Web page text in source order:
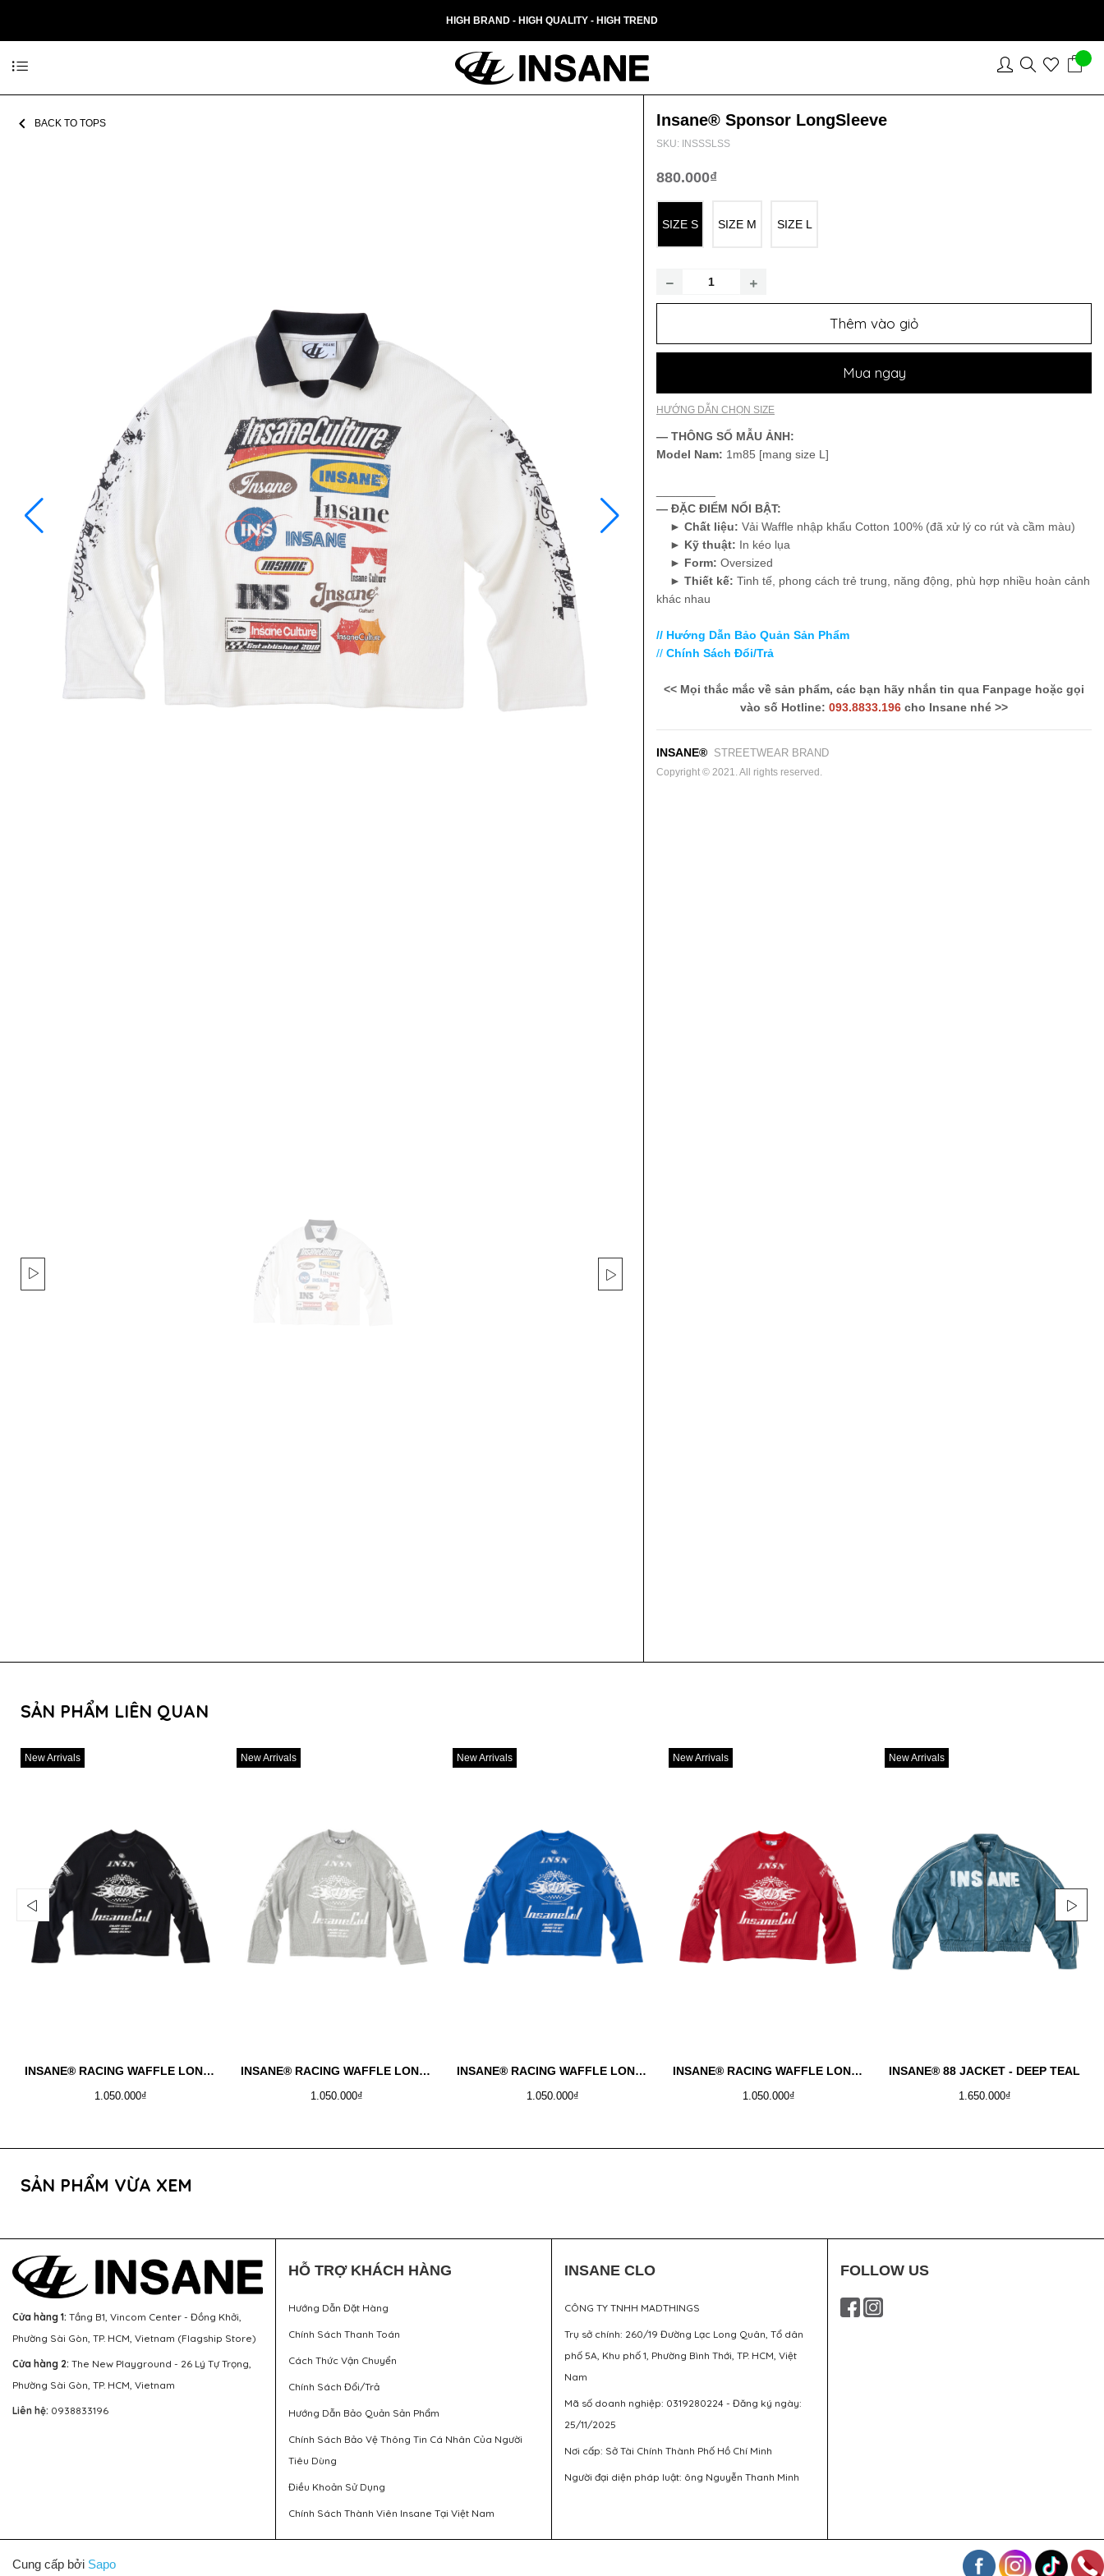
HIGH BRAND - HIGH QUALITY - HIGH TREND
BACK TO TOPS Insane® Sponsor LongSleeve
SKU: INSSSLSS
880.000₫
SIZE S SIZE M SIZE L
Thêm vào giỏ
Mua ngay
HƯỚNG DẪN CHỌN SIZE
— THÔNG SỐ MẪU ẢNH:
Model Nam: 1m85 [mang size L]
— ĐẶC ĐIỂM NỔI BẬT:
► Chất liệu: Vải Waffle nhập khẩu Cotton 100% (đã xử lý co rút và cầm màu)
► Kỹ thuật: In kéo lụa
► Form: Oversized
► Thiết kế: Tinh tế, phong cách trẻ trung, năng động, phù hợp nhiều hoàn cảnh
khác nhau
// Hướng Dẫn Bảo Quản Sản Phẩm
// Chính Sách Đổi/Trả
<< Mọi thắc mắc về sản phẩm, các bạn hãy nhắn tin qua Fanpage hoặc gọi
vào số Hotline: 093.8833.196 cho Insane nhé >>
INSANE® STREETWEAR BRAND
Copyright © 2021. All rights reserved.
SẢN PHẨM LIÊN QUAN
New Arrivals
INSANE® RACING WAFFLE LONGSLEEVE - BLACK
1.050.000₫
New Arrivals
INSANE® RACING WAFFLE LONGSLEEVE - MELANGE
1.050.000₫
New Arrivals
INSANE® RACING WAFFLE LONGSLEEVE - COBAN
1.050.000₫
New Arrivals
INSANE® RACING WAFFLE LONGSLEEVE - RED
1.050.000₫
New Arrivals
INSANE® 88 JACKET - DEEP TEAL
1.650.000₫
SẢN PHẨM VỪA XEM
Cửa hàng 1: Tầng B1, Vincom Center - Đồng Khởi,
Phường Sài Gòn, TP. HCM, Vietnam (Flagship Store)
Cửa hàng 2: The New Playground - 26 Lý Tự Trọng,
Phường Sài Gòn, TP. HCM, Vietnam
Liên hệ: 0938833196
HỖ TRỢ KHÁCH HÀNG
Hướng Dẫn Đặt Hàng
Chính Sách Thanh Toán
Cách Thức Vận Chuyển
Chính Sách Đổi/Trả
Hướng Dẫn Bảo Quản Sản Phẩm
Chính Sách Bảo Vệ Thông Tin Cá Nhân Của Người
Tiêu Dùng
Điều Khoản Sử Dụng
Chính Sách Thành Viên Insane Tại Việt Nam
INSANE CLO
CÔNG TY TNHH MADTHINGS
Trụ sở chính: 260/19 Đường Lạc Long Quân, Tổ dân
phố 5A, Khu phố 1, Phường Bình Thới, TP. HCM, Việt
Nam
Mã số doanh nghiệp: 0319280224 - Đăng ký ngày:
25/11/2025
Nơi cấp: Sở Tài Chính Thành Phố Hồ Chí Minh
Người đại diện pháp luật: ông Nguyễn Thanh Minh
FOLLOW US
Cung cấp bởi Sapo